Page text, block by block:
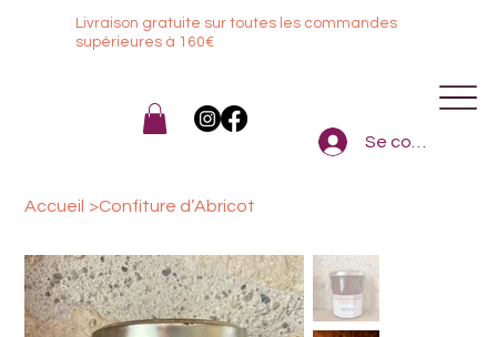
Livraison gratuite sur toutes les commandes
supérieures à 160€
Se connecter
Accueil >Confiture d’Abricot